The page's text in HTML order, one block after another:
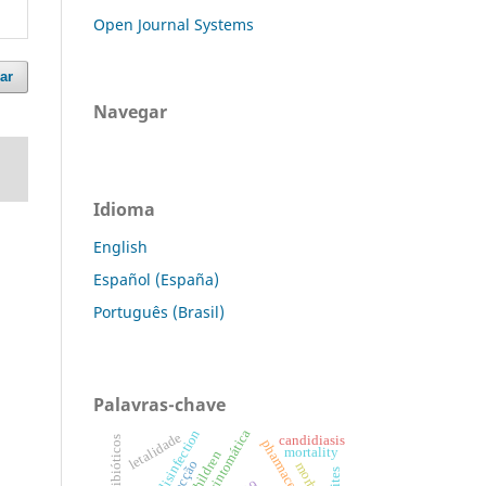
Open Journal Systems
Navegar
Idioma
English
Español (España)
Português (Brasil)
Palavras-chave
mortality
candidiasis
children
letalidade